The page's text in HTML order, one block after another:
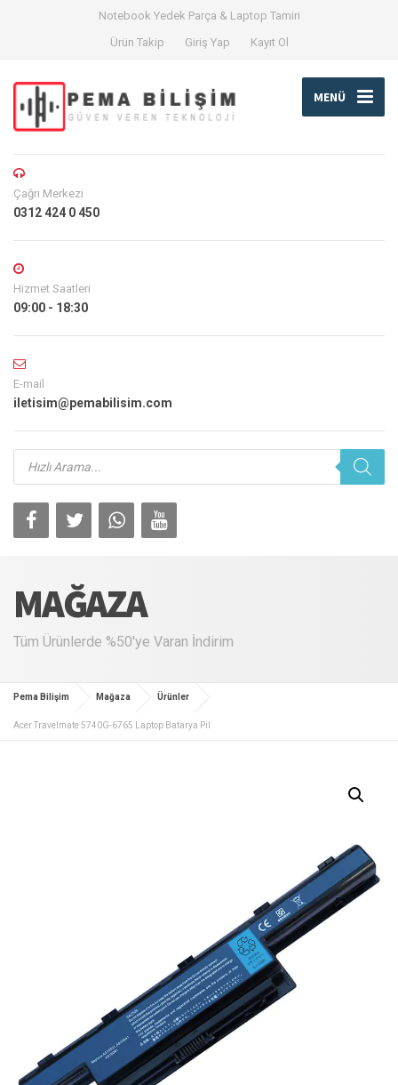
Notebook Yedek Parça & Laptop Tamiri
Ürün Takip
Giriş Yap Kayıt Ol
MENÜ
Çağrı Merkezi
0312 424 0 450
Hizmet Saatleri
09:00 - 18:30
E-mail
iletisim@pemabilisim.com
Products
search
MAĞAZA
Tüm Ürünlerde %50'ye Varan İndirim
Pema Bilişim Mağaza Ürünler
Acer Travelmate 5740G-6765 Laptop Batarya Pil